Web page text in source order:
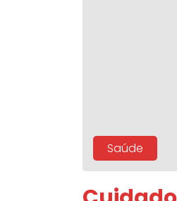
Saúde